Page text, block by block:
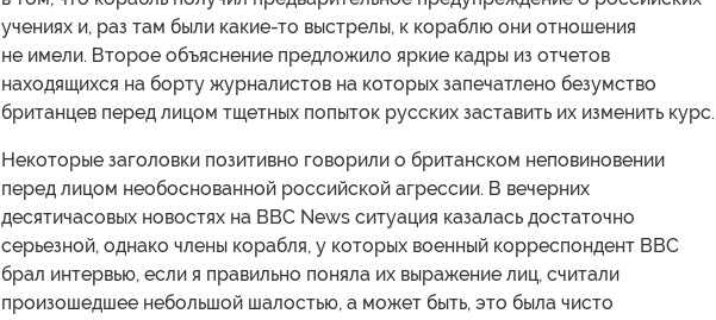
учениях и, раз там были какие-то выстрелы, к кораблю они отношения
не имели. Второе объяснение предложило яркие кадры из отчетов
находящихся на борту журналистов на которых запечатлено безумство
британцев перед лицом тщетных попыток русских заставить их изменить курс.
Некоторые заголовки позитивно говорили о британском неповиновении
перед лицом необоснованной российской агрессии. В вечерних
десятичасовых новостях на BBC News ситуация казалась достаточно
серьезной, однако члены корабля, у которых военный корреспондент BBC
брал интервью, если я правильно поняла их выражение лиц, считали
произошедшее небольшой шалостью, а может быть, это была чисто